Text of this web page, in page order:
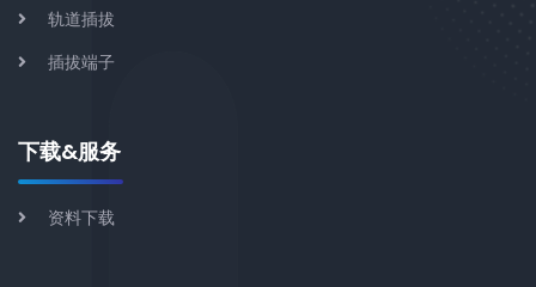
轨道插拔
插拔端子
下载&服务
资料下载